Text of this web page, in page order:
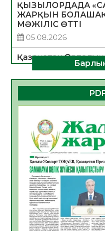
ҚЫЗЫЛОРДАДА
ЖАРҚЫН
МӘЖІЛІС ӨТТІ
05.08.2026
Қазақстан Орталық
қолайлы ел атанды
05.08.2026
Өрт қауіпсіздігі
05.08.2026
Руслан Рүстемұлы
кеңесшісі болып
05.08.2026
Цифрландыру
салынатын жаңа
талқыланды
05.08.2026